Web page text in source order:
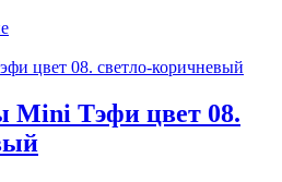
Mini Тэфи цвет 08.